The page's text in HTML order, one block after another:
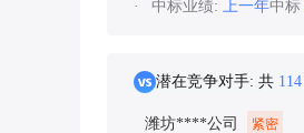
中标业绩: 上一年中标
潜在竞争对手: 共 114
潍坊****公司 紧密